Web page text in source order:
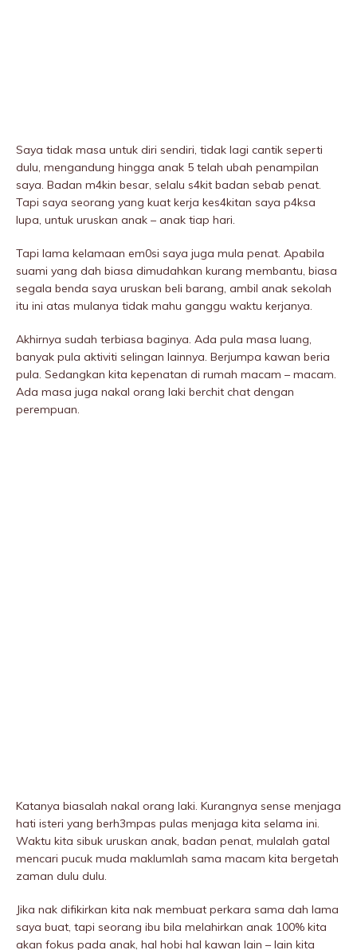
Saya tidak masa untuk diri sendiri, tidak lagi cantik seperti
dulu, mengandung hingga anak 5 telah ubah penampilan
saya. Badan m4kin besar, selalu s4kit badan sebab penat.
Tapi saya seorang yang kuat kerja kes4kitan saya p4ksa
lupa, untuk uruskan anak – anak tiap hari.
Tapi lama kelamaan em0si saya juga mula penat. Apabila
suami yang dah biasa dimudahkan kurang membantu, biasa
segala benda saya uruskan beli barang, ambil anak sekolah
itu ini atas mulanya tidak mahu ganggu waktu kerjanya.
Akhirnya sudah terbiasa baginya. Ada pula masa luang,
banyak pula aktiviti selingan lainnya. Berjumpa kawan beria
pula. Sedangkan kita kepenatan di rumah macam – macam.
Ada masa juga nakal orang laki berchit chat dengan
perempuan.
Katanya biasalah nakal orang laki. Kurangnya sense menjaga
hati isteri yang berh3mpas pulas menjaga kita selama ini.
Waktu kita sibuk uruskan anak, badan penat, mulalah gatal
mencari pucuk muda maklumlah sama macam kita bergetah
zaman dulu dulu.
Jika nak difikirkan kita nak membuat perkara sama dah lama
saya buat, tapi seorang ibu bila melahirkan anak 100% kita
akan fokus pada anak, hal hobi hal kawan lain – lain kita